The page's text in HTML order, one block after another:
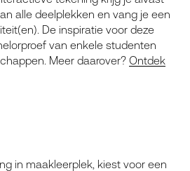
alle deelplekken en vang je een
De inspiratie voor deze
van enkele studenten
Meer daarover? Ontdek
in maakleerplek, kiest voor een